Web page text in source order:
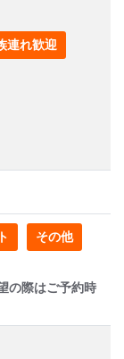
連れ歓迎
その他
の際はご予約時